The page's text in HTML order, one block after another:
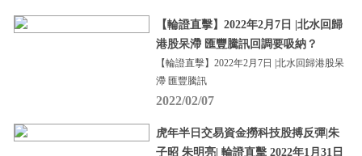
【輪證直擊】2022年2月7日 |北水回歸
港股呆滯 匯豐騰訊回調要吸納？
【輪證直擊】2022年2月7日 |北水回歸港股呆
滯 匯豐騰訊
2022/02/07
虎年半日交易資金撈科技股搏反彈|朱
子昭 朱明亮| 輪證直擊 2022年1月31日